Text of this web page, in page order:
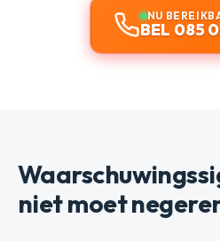
NU
BEL 085
niet moet